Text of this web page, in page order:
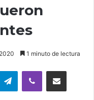
1 minuto de lectura
TelegramViber Compartir por correo